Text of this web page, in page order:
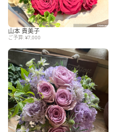
山本 貴美子
ご予算: ¥7,000